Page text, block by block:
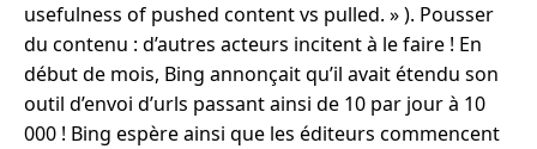
usefulness of pushed content vs pulled. » ). Pousser
du contenu : d’autres acteurs incitent à le faire ! En
début de mois, Bing annonçait qu’il avait étendu son
outil d’envoi d’urls passant ainsi de 10 par jour à 10
000 ! Bing espère ainsi que les éditeurs commencent